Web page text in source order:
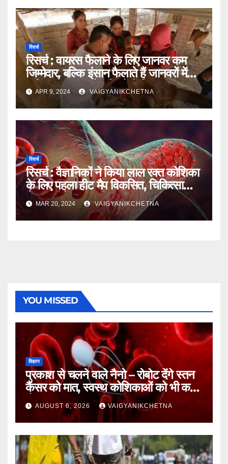
रिसर्च
रिसर्च : वायरस फैलाने के लिए जानवर कम
जिम्मेदार, बल्कि इंसान फैलाते हैं जानवरों में
अधिक वायरस – वैज्ञानिकों ने किया खुलासा
APR 9, 2024 VAIGYANIKCHETNA
रिसर्च
रिसर्च : वैज्ञानिकों ने किया लाल रक्त कोशिका
के लिए पहला हीट मैप विकसित, चिकित्सा
क्षेत्र पर होगा दूरगामी प्रभाव
MAR 20, 2024 VAIGYANIKCHETNA
YOU MISSED
विज्ञान
प्रकाश से चलने वाले नैनो – रोबोट देंगे स्तन
कैंसर को मात, स्वस्थ कोशिकाओं को भी कम
होगा नुकसान
AUGUST 6, 2026 VAIGYANIKCHETNA